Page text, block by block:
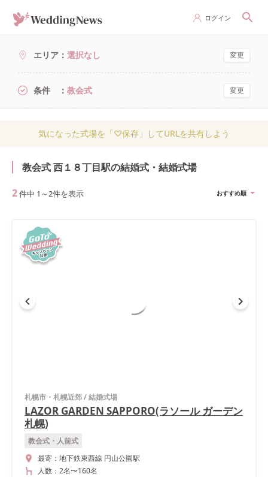
ログイン
エリア 選択なし 変更
条件 教会式 変更
気になった式場を「♡保存」してURLを共有しよう
教会式 西１８丁目駅の結婚式・結婚式場
2件中 1 ～ 2件を表示 おすすめ順
札幌市・札幌近郊/結婚式場
LAZOR GARDEN SAPPORO(ラソール ガーデン
札幌)
教会式・人前式
最寄： 地下鉄東西線 円山公園駅
人数： 2名〜160名